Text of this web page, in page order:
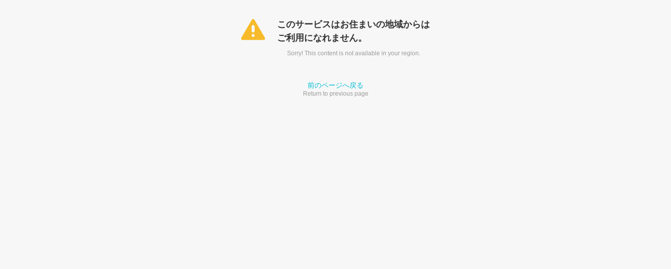
このサービスはお住まいの地域からは
ご利用になれません。
Sorry! This content is not available in your region.
前のページへ戻る
Return to previous page